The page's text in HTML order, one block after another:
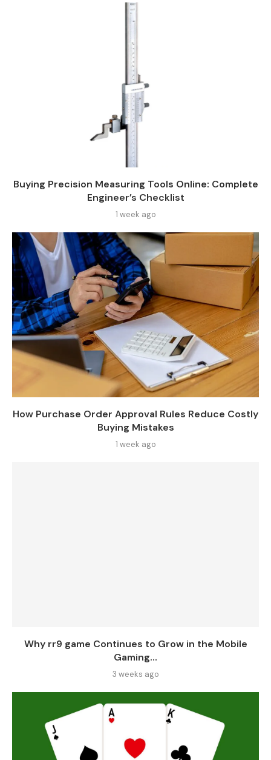
Buying Precision Measuring Tools Online: Complete
Engineer’s Checklist
1 week ago
How Purchase Order Approval Rules Reduce Costly
Buying Mistakes
1 week ago
Why rr9 game Continues to Grow in the Mobile
Gaming...
3 weeks ago